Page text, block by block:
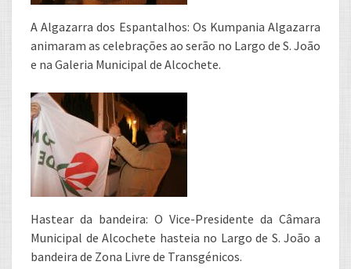
A Algazarra dos Espantalhos: Os Kumpania Algazarra
animaram as celebrações ao serão no Largo de S. João
e na Galeria Municipal de Alcochete.
Hastear da bandeira: O Vice-Presidente da Câmara
Municipal de Alcochete hasteia no Largo de S. João a
bandeira de Zona Livre de Transgénicos.